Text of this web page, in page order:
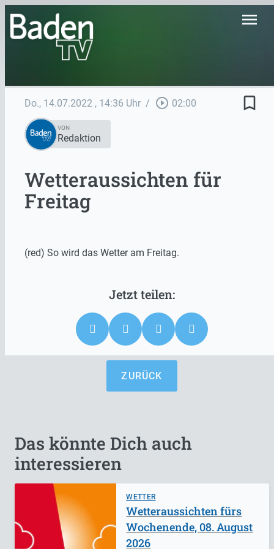
menu
Do., 14.07.2022 , 14:36 Uhr / play_circle_outline 02:00 bookmark_border
VON
Redaktion
Wetteraussichten für
Freitag
(red) So wird das Wetter am Freitag.
ZURÜCK
Das könnte Dich auch
interessieren
WETTER
Wetteraussichten fürs
Wochenende, 08. August
2026